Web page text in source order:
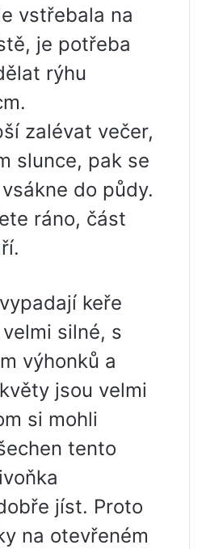
vstřebala na
je potřeba
rýhu
zalévat večer,
slunce, pak se
do půdy.
ráno, část
keře
silné, s
výhonků a
jsou velmi
si mohli
tento
jíst. Proto
na otevřeném